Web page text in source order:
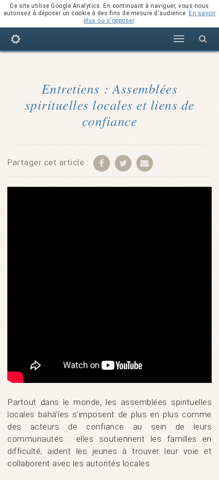
Ce site utilise Google Analytics. En continuant à naviguer, vous nous
autorisez à déposer un cookie à des fins de mesure d'audience. En savoir
plus ou s'opposer.
Navigation
Entretiens : Assemblées
spirituelles locales et liens de
confiance
Partager cet article :
Partout dans le monde, les assemblées spirituelles
locales bahá’íes s’imposent de plus en plus comme
des acteurs de confiance au sein de leurs
communautés : elles soutiennent les familles en
difficulté, aident les jeunes à trouver leur voie et
collaborent avec les autorités locales.